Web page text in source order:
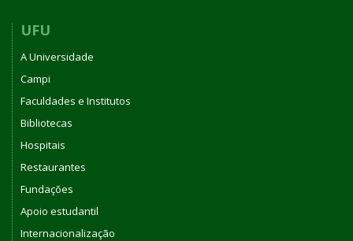
INSTITUTO
DA
UNIVERSIDADE
FEDERAL
UBERLÂNDIA
UFU
A Universidade
Campi
Faculdades e Institutos
Bibliotecas
Hospitais
Restaurantes
Fundações
Apoio estudantil
Internacionalização